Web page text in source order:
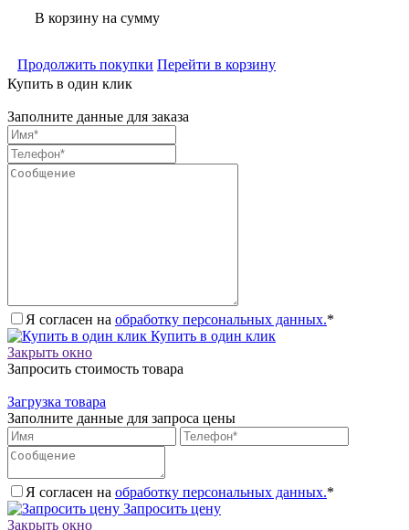
В корзину на сумму
Продолжить покупки Перейти в корзину
Купить в один клик
Заполните данные для заказа
Я согласен на обработку персональных данных.*
Купить в один клик
Закрыть окно
Запросить стоимость товара
Загрузка товара
Заполните данные для запроса цены
Я согласен на обработку персональных данных.*
Запросить цену
Закрыть окно